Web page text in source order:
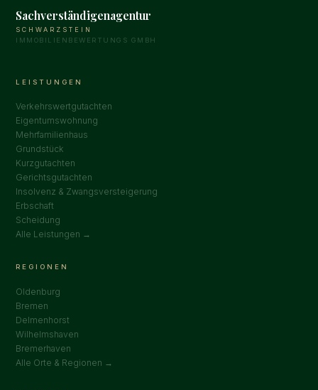
Sachverständigenagentur
SCHWARZSTEIN
IMMOBILIENBEWERTUNGS GMBH
LEISTUNGEN
Verkehrswertgutachten
Eigentumswohnung
Mehrfamilienhaus
Grundstück
Kurzgutachten
Gerichtsgutachten
Insolvenz & Zwangsversteigerung
Erbschaft
Scheidung
Alle Leistungen →
REGIONEN
Oldenburg
Bremen
Delmenhorst
Wilhelmshaven
Bremerhaven
Alle Orte & Regionen →